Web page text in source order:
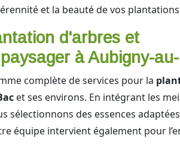
et la beauté de vos
d'arbres et
à Aubigny-
complète de services pour la
et ses environs. En intégrant les
sélectionnons des essences
équipe intervient également pour